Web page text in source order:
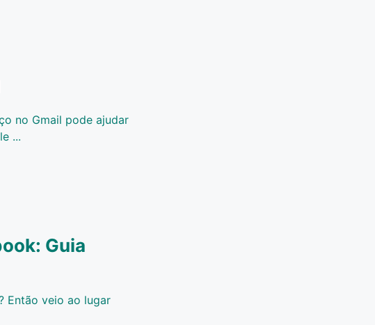
no Gmail pode ajudar
...
Guia
Então veio ao lugar